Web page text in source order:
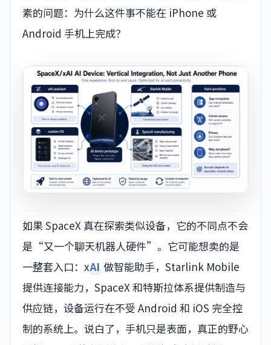
素的问题：为什么这件事不能在 iPhone 或
Android 手机上完成？
如果 SpaceX 真在探索类似设备，它的不同点不会
是“又一个聊天机器人硬件”。它可能想卖的是
一整套入口：xAI 做智能助手，Starlink Mobile
提供连接能力，SpaceX 和特斯拉体系提供制造与
供应链，设备运行在不受 Android 和 iOS 完全控
制的系统上。说白了，手机只是表面，真正的野心